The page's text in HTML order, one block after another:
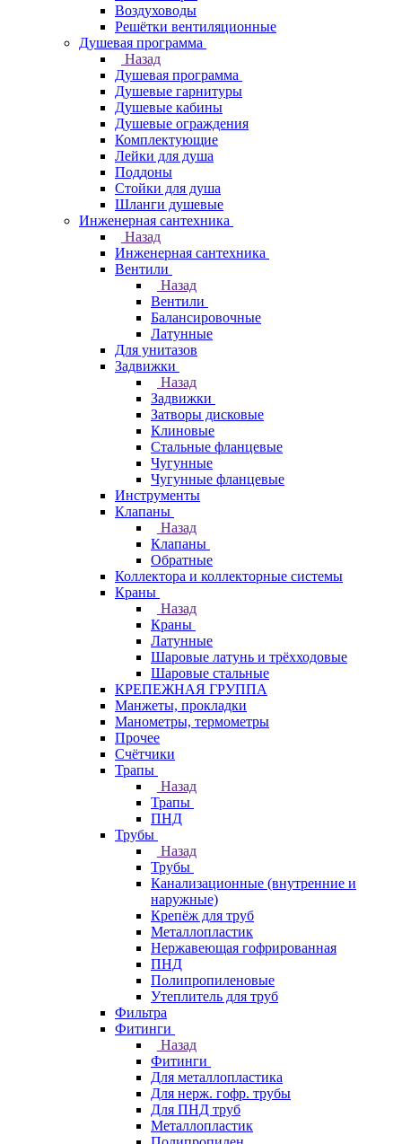
Воздуховоды
Решётки вентиляционные
Душевая программа
Назад
Душевая программа
Душевые гарнитуры
Душевые кабины
Душевые ограждения
Комплектующие
Лейки для душа
Поддоны
Стойки для душа
Шланги душевые
Инженерная сантехника
Назад
Инженерная сантехника
Вентили
Назад
Вентили
Балансировочные
Латунные
Для унитазов
Задвижки
Назад
Задвижки
Затворы дисковые
Клиновые
Стальные фланцевые
Чугунные
Чугунные фланцевые
Инструменты
Клапаны
Назад
Клапаны
Обратные
Коллектора и коллекторные системы
Краны
Назад
Краны
Латунные
Шаровые латунь и трёхходовые
Шаровые стальные
КРЕПЕЖНАЯ ГРУППА
Манжеты, прокладки
Манометры, термометры
Прочее
Счётчики
Трапы
Назад
Трапы
ПНД
Трубы
Назад
Трубы
Канализационные (внутренние и
наружные)
Крепёж для труб
Металлопластик
Нержавеющая гофрированная
ПНД
Полипропиленовые
Утеплитель для труб
Фильтра
Фитинги
Назад
Фитинги
Для металлопластика
Для нерж. гофр. трубы
Для ПНД труб
Металлопластик